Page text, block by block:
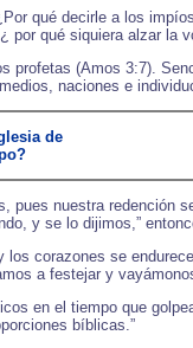
qué decirle a los
por qué siquiera alzar la
profetas (Amos 3:7).
naciones e
de
nuestra redención
y se lo dijimos,”
corazones se
a festejar y
en el tiempo que
bíblicas.”